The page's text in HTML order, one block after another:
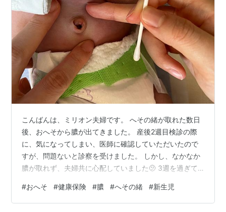
こんばんは、ミリオン夫婦です。 へその緒が取れた数日
後、おへそから膿が出てきました。 産後2週目検診の際
に、気になってしまい、医師に確認していただいたので
すが、問題ないと診察を受けました。 しかし、なかなか
膿が取れず、夫婦共に心配していました🫤 3週を過ぎて
が、遅くなって悪化するのも心配になり、初めて小児科
に連れて行くことになりました。 おへそは、写真の状況
#おへそ #健康保険 #膿 #へその緒 #新生児